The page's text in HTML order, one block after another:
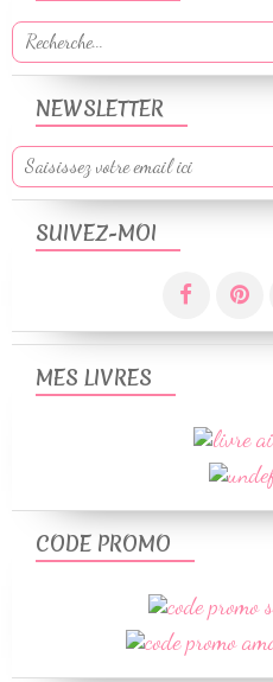
NEWSLETTER
SUIVEZ-MOI
MES LIVRES
CODE PROMO